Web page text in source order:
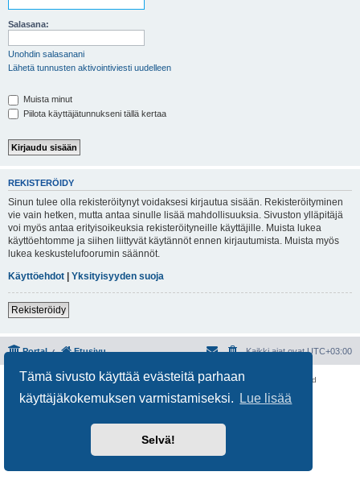
Tämä sivusto käyttää evästeitä parhaan
käyttäjäkokemuksen varmistamiseksi.
Lue lisää
Selvä!
Salasana:
Unohdin salasanani
Lähetä tunnusten aktivointiviesti uudelleen
Muista minut
Piilota käyttäjätunnukseni tällä kertaa
REKISTERÖIDY
Sinun tulee olla rekisteröitynyt voidaksesi kirjautua sisään. Rekisteröityminen
vie vain hetken, mutta antaa sinulle lisää mahdollisuuksia. Sivuston ylläpitäjä
voi myös antaa erityisoikeuksia rekisteröityneille käyttäjille. Muista lukea
käyttöehtomme ja siihen liittyvät käytännöt ennen kirjautumista. Muista myös
lukea keskustelufoorumin säännöt.
Käyttöehdot | Yksityisyyden suoja
Rekisteröidy
Portal Etusivu Kaikki ajat ovatUTC+03:00
Keskustelufoorumin ohjelmistophpBB® Forum Software © phpBB Limited
Käännös: phpBB Suomi (lurttinen, harritapio, Pettis)